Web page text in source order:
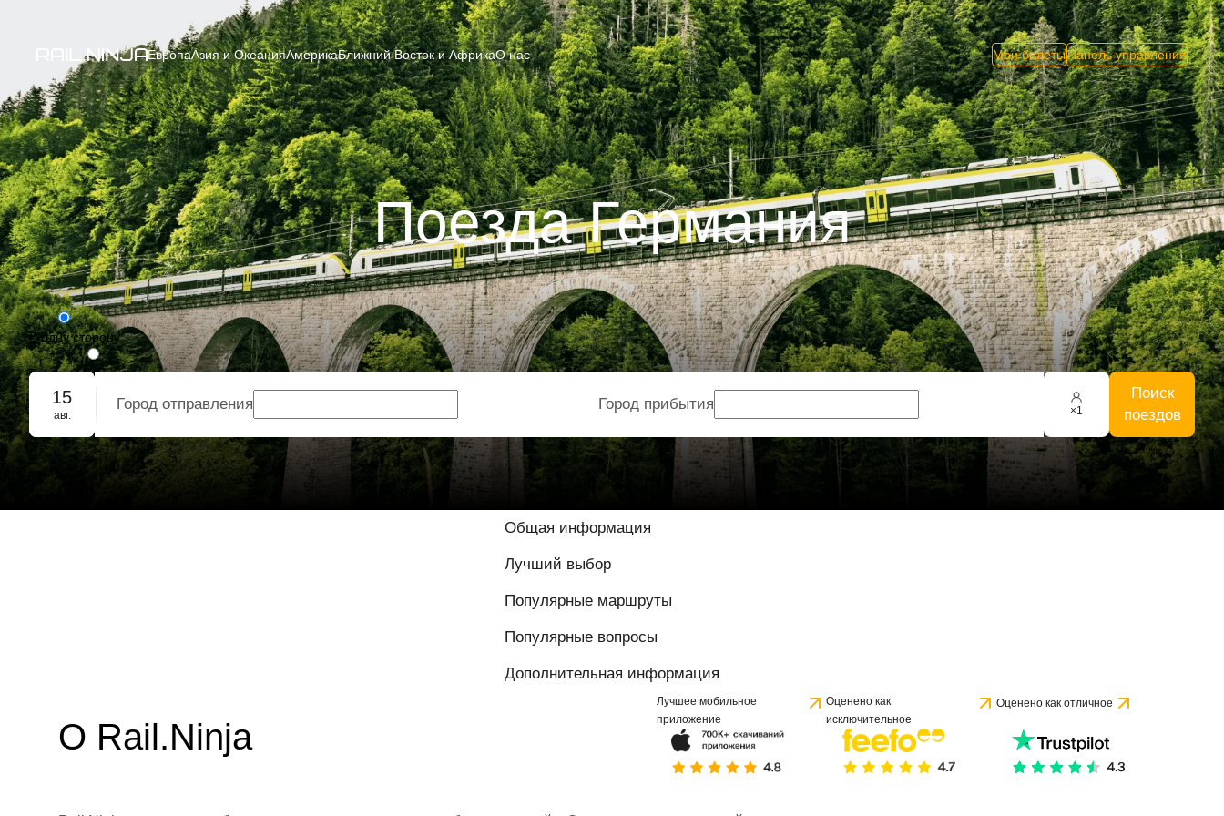
ЕвропаАзия и ОкеанияАмерикаБлижний Восток и АфрикаО нас Мои билетыПанель управления
Поезда Германия
В одну сторону
Туда-обратно
Групповое бронирование
15
авг.
Город отправления Город прибытия ×1
Поиск
поездов
Общая информация
Лучший выбор
Популярные маршруты
Популярные вопросы
Дополнительная информация
О Rail.Ninja
Лучшее мобильное
приложение
Оценено как
исключительное
Оценено как отличное